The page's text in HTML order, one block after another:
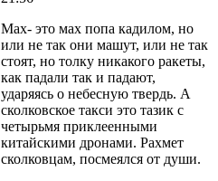
Мах- это мах попа кадилом, но
или не так они машут, или не так
стоят, но толку никакого ракеты,
как падали так и падают,
ударяясь о небесную твердь. А
сколковское такси это тазик с
четырьмя приклеенными
китайскими дронами. Рахмет
сколковцам, посмеялся от души.